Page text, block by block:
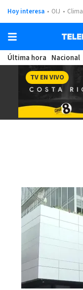
Hoy interesa OIJ Clima
Última hora Nacional
TV EN VIVO